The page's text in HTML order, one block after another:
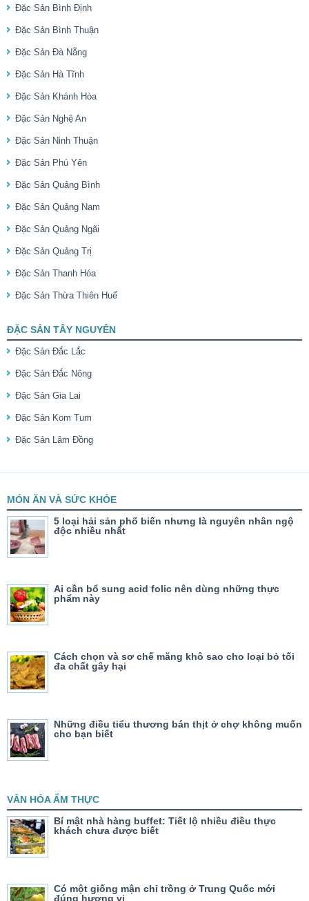
Đặc Sản Bình Định
Đặc Sản Bình Thuận
Đặc Sản Đà Nẵng
Đặc Sản Hà Tĩnh
Đặc Sản Khánh Hòa
Đặc Sản Nghệ An
Đặc Sản Ninh Thuận
Đặc Sản Phú Yên
Đặc Sản Quảng Bình
Đặc Sản Quảng Nam
Đặc Sản Quảng Ngãi
Đặc Sản Quảng Trị
Đặc Sản Thanh Hóa
Đặc Sản Thừa Thiên Huế
ĐẶC SẢN TÂY NGUYÊN
Đặc Sản Đắc Lắc
Đặc Sản Đắc Nông
Đặc Sản Gia Lai
Đặc Sản Kom Tum
Đặc Sản Lâm Đồng
MÓN ĂN VÀ SỨC KHỎE
5 loại hải sản phổ biến nhưng là nguyên nhân ngộ
độc nhiều nhất
Ai cần bổ sung acid folic nên dùng những thực
phẩm này
Cách chọn và sơ chế măng khô sao cho loại bỏ tối
đa chất gây hại
Những điều tiểu thương bán thịt ở chợ không muốn
cho bạn biết
VĂN HÓA ẨM THỰC
Bí mật nhà hàng buffet: Tiết lộ nhiều điều thực
khách chưa được biết
Có một giống mận chỉ trồng ở Trung Quốc mới
đúng hương vị